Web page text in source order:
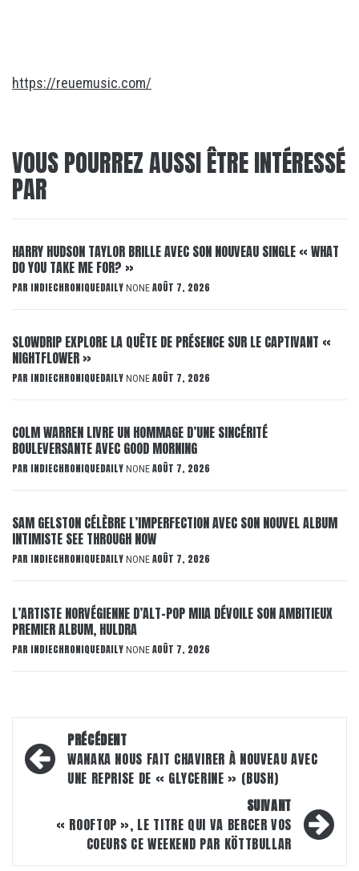
https://reuemusic.com/
VOUS POURREZ AUSSI ÊTRE INTÉRESSÉ
PAR
HARRY HUDSON TAYLOR BRILLE AVEC SON NOUVEAU SINGLE « WHAT
DO YOU TAKE ME FOR? »
PAR INDIECHRONIQUEDAILY NONE AOÛT 7, 2026
SLOWDRIP EXPLORE LA QUÊTE DE PRÉSENCE SUR LE CAPTIVANT «
NIGHTFLOWER »
PAR INDIECHRONIQUEDAILY NONE AOÛT 7, 2026
COLM WARREN LIVRE UN HOMMAGE D’UNE SINCÉRITÉ
BOULEVERSANTE AVEC GOOD MORNING
PAR INDIECHRONIQUEDAILY NONE AOÛT 7, 2026
SAM GELSTON CÉLÈBRE L’IMPERFECTION AVEC SON NOUVEL ALBUM
INTIMISTE SEE THROUGH NOW
PAR INDIECHRONIQUEDAILY NONE AOÛT 7, 2026
L’ARTISTE NORVÉGIENNE D’ALT-POP MIIA DÉVOILE SON AMBITIEUX
PREMIER ALBUM, HULDRA
PAR INDIECHRONIQUEDAILY NONE AOÛT 7, 2026
Navigation
d’article
PRÉCÉDENT
WANAKA NOUS FAIT CHAVIRER À NOUVEAU AVEC
UNE REPRISE DE « GLYCERINE » (BUSH)
SUIVANT
« ROOFTOP », LE TITRE QUI VA BERCER VOS
COEURS CE WEEKEND PAR KÖTTBULLAR